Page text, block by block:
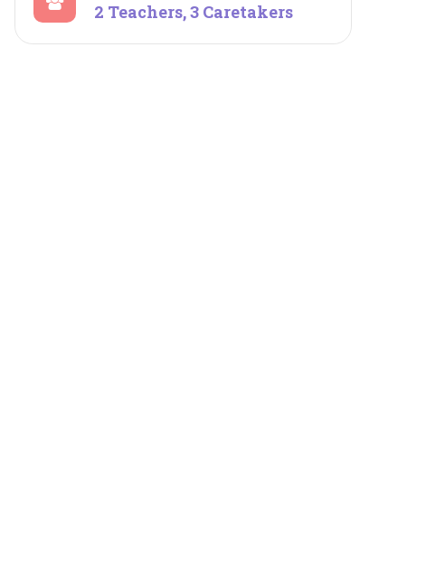
2 Teachers, 3 Caretakers